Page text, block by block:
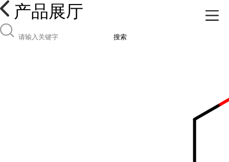
产品展厅
搜索